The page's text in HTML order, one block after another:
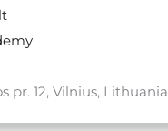
pr. 12, Vilnius, Lithuania